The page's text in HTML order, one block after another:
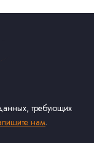
требующих
нам.